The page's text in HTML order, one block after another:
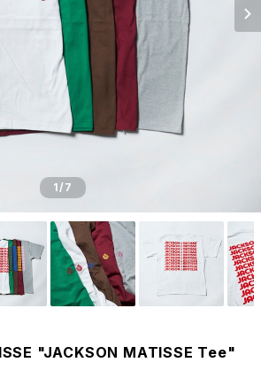
1/7
"JACKSON MATISSE Tee"